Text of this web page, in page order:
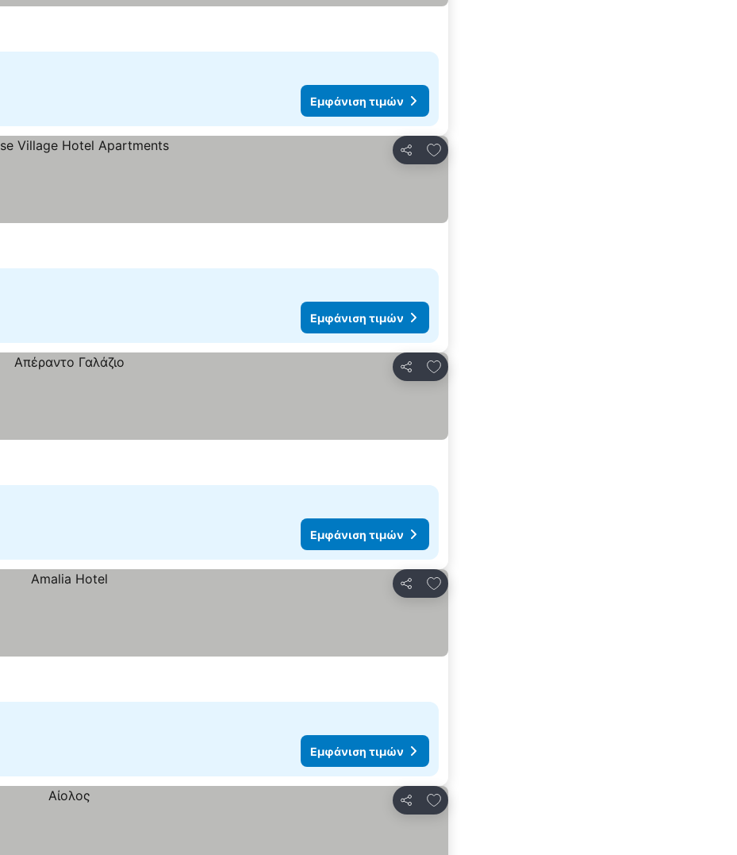
Εμφάνιση τιμών
Κοινοποίηση
Προσθήκη στα αγαπημένα
Εμφάνιση τιμών
Κοινοποίηση
Προσθήκη στα αγαπημένα
Εμφάνιση τιμών
Κοινοποίηση
Προσθήκη στα αγαπημένα
Εμφάνιση τιμών
Κοινοποίηση
Προσθήκη στα αγαπημένα